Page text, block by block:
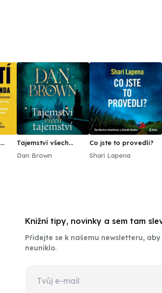
Tajemství všech
Dan Brown
Co jste to provedli?
Shari Lapena
Knižní tipy, novinky a sem tam
Přidejte se k našemu newsletteru,
neuniklo.